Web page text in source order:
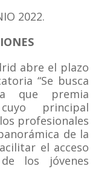
2022.
abre el plazo
“Se busca
que premia
principal
profesionales
de la
el acceso
los jóvenes